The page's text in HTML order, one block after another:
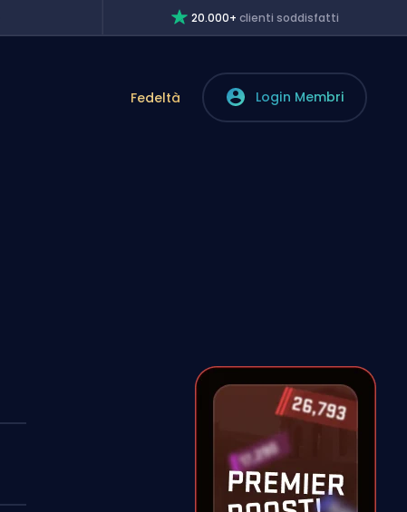
20.000+clienti soddisfatti
Fedeltà Login Membri